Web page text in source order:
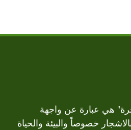
هي عبارة عن واجهة
خصوصاً والبيئة والحياة